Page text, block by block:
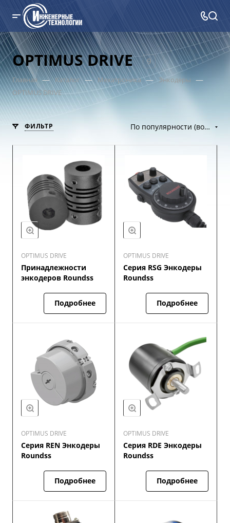
OPTIMUS DRIVE 9
Главная — Каталог — Мехатроника — Энкодеры —
OPTIMUS DRIVE
ФИЛЬТР По популярности (возрастание)
OPTIMUS DRIVE
Принадлежности
энкодеров Roundss
Подробнее
OPTIMUS DRIVE
Серия RSG Энкодеры
Roundss
Подробнее
OPTIMUS DRIVE
Серия REN Энкодеры
Roundss
Подробнее
OPTIMUS DRIVE
Серия RDE Энкодеры
Roundss
Подробнее